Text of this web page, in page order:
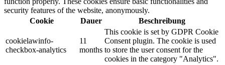
security features of the website, anonymously.
Cookie
Dauer Beschreibung
cookielawinfo-
checkbox-analytics
11
months
This cookie is set by GDPR Cookie
Consent plugin. The cookie is used
to store the user consent for the
cookies in the category "Analytics".